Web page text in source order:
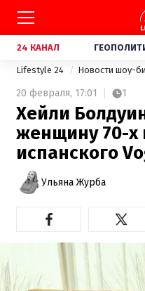
24 КАНАЛ
Lifestyle 24 Новости шоу-
20 февраля, 17:01 1
Хейли
женщину 70-х
испанского
Ульяна Журба